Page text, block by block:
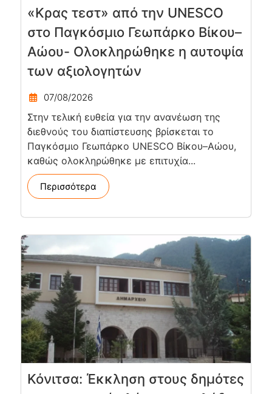
«Κρας τεστ» από την UNESCO
στο Παγκόσμιο Γεωπάρκο Βίκου–
Αώου- Ολοκληρώθηκε η αυτοψία
των αξιολογητών
07/08/2026
Στην τελική ευθεία για την ανανέωση της
διεθνούς του διαπίστευσης βρίσκεται το
Παγκόσμιο Γεωπάρκο UNESCO Βίκου–Αώου,
καθώς ολοκληρώθηκε με επιτυχία...
Περισσότερα
Κόνιτσα: Έκκληση στους δημότες